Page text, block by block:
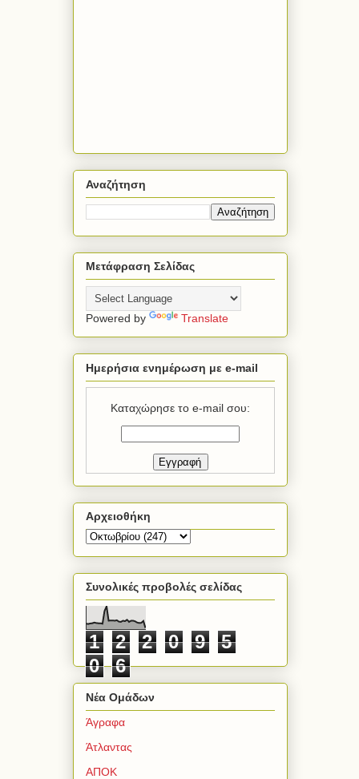
Αναζήτηση
Μετάφραση Σελίδας
Powered by Translate
Ημερήσια ενημέρωση με e-mail
Καταχώρησε το e-mail σου:
Αρχειοθήκη
Συνολικές προβολές σελίδας
1 2 2 0 9
5
0
6
Νέα Ομάδων
Άγραφα
Άτλαντας
ΑΠΟΚ